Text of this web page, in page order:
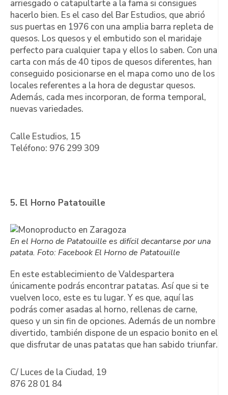
arriesgado o catapultarte a la fama si consigues
hacerlo bien. Es el caso del Bar Estudios, que abrió
sus puertas en 1976 con una amplia barra repleta de
quesos. Los quesos y el embutido son el maridaje
perfecto para cualquier tapa y ellos lo saben. Con una
carta con más de 40 tipos de quesos diferentes, han
conseguido posicionarse en el mapa como uno de los
locales referentes a la hora de degustar quesos.
Además, cada mes incorporan, de forma temporal,
nuevas variedades.
Calle Estudios, 15
Teléfono: 976 299 309
5. El Horno Patatouille
En el Horno de Patatouille es difícil decantarse por una
patata. Foto: Facebook El Horno de Patatouille
En este establecimiento de Valdespartera
únicamente podrás encontrar patatas. Así que si te
vuelven loco, este es tu lugar. Y es que, aquí las
podrás comer asadas al horno, rellenas de carne,
queso y un sin fin de opciones. Además de un nombre
divertido, también dispone de un espacio bonito en el
que disfrutar de unas patatas que han sabido triunfar.
C/ Luces de la Ciudad, 19
876 28 01 84